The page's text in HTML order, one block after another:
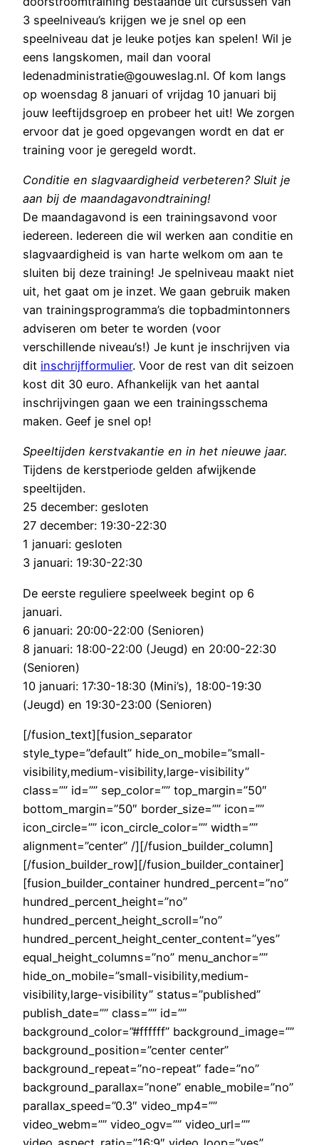
3 speelniveau’s krijgen we je snel op een
speelniveau dat je leuke potjes kan spelen! Wil je
eens langskomen, mail dan vooral
ledenadministratie@gouweslag.nl. Of kom langs
op woensdag 8 januari of vrijdag 10 januari bij
jouw leeftijdsgroep en probeer het uit! We zorgen
ervoor dat je goed opgevangen wordt en dat er
training voor je geregeld wordt.
Conditie en slagvaardigheid verbeteren? Sluit je
aan bij de maandagavondtraining!
De maandagavond is een trainingsavond voor
iedereen. Iedereen die wil werken aan conditie en
slagvaardigheid is van harte welkom om aan te
sluiten bij deze training! Je spelniveau maakt niet
uit, het gaat om je inzet. We gaan gebruik maken
van trainingsprogramma’s die topbadmintonners
adviseren om beter te worden (voor
verschillende niveau’s!) Je kunt je inschrijven via
dit inschrijfformulier. Voor de rest van dit seizoen
kost dit 30 euro. Afhankelijk van het aantal
inschrijvingen gaan we een trainingsschema
maken. Geef je snel op!
Speeltijden kerstvakantie en in het nieuwe jaar.
Tijdens de kerstperiode gelden afwijkende
speeltijden.
25 december: gesloten
27 december: 19:30-22:30
1 januari: gesloten
3 januari: 19:30-22:30
De eerste reguliere speelweek begint op 6
januari.
6 januari: 20:00-22:00 (Senioren)
8 januari: 18:00-22:00 (Jeugd) en 20:00-22:30
(Senioren)
10 januari: 17:30-18:30 (Mini’s), 18:00-19:30
(Jeugd) en 19:30-23:00 (Senioren)
[/fusion_text][fusion_separator
style_type=”default” hide_on_mobile=”small-
visibility,medium-visibility,large-visibility”
class=”” id=”” sep_color=”” top_margin=”50″
bottom_margin=”50″ border_size=”” icon=””
icon_circle=”” icon_circle_color=”” width=””
alignment=”center” /][/fusion_builder_column]
[/fusion_builder_row][/fusion_builder_container]
[fusion_builder_container hundred_percent=”no”
hundred_percent_height=”no”
hundred_percent_height_scroll=”no”
hundred_percent_height_center_content=”yes”
equal_height_columns=”no” menu_anchor=””
hide_on_mobile=”small-visibility,medium-
visibility,large-visibility” status=”published”
publish_date=”” class=”” id=””
background_color=”#ffffff” background_image=””
background_position=”center center”
background_repeat=”no-repeat” fade=”no”
background_parallax=”none” enable_mobile=”no”
parallax_speed=”0.3″ video_mp4=””
video_webm=”” video_ogv=”” video_url=””